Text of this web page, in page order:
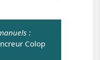
:
Colop